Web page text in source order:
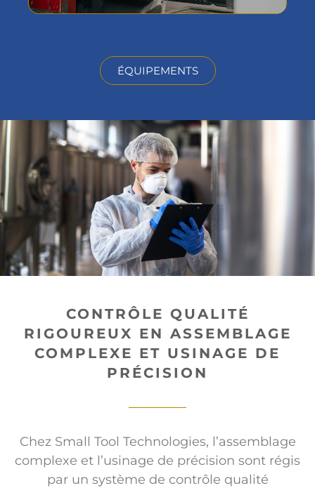
ÉQUIPEMENTS
CONTRÔLE QUALITÉ
RIGOUREUX EN ASSEMBLAGE
COMPLEXE ET USINAGE DE
PRÉCISION
Chez Small Tool Technologies, l’assemblage
complexe et l’usinage de précision sont régis
par un système de contrôle qualité